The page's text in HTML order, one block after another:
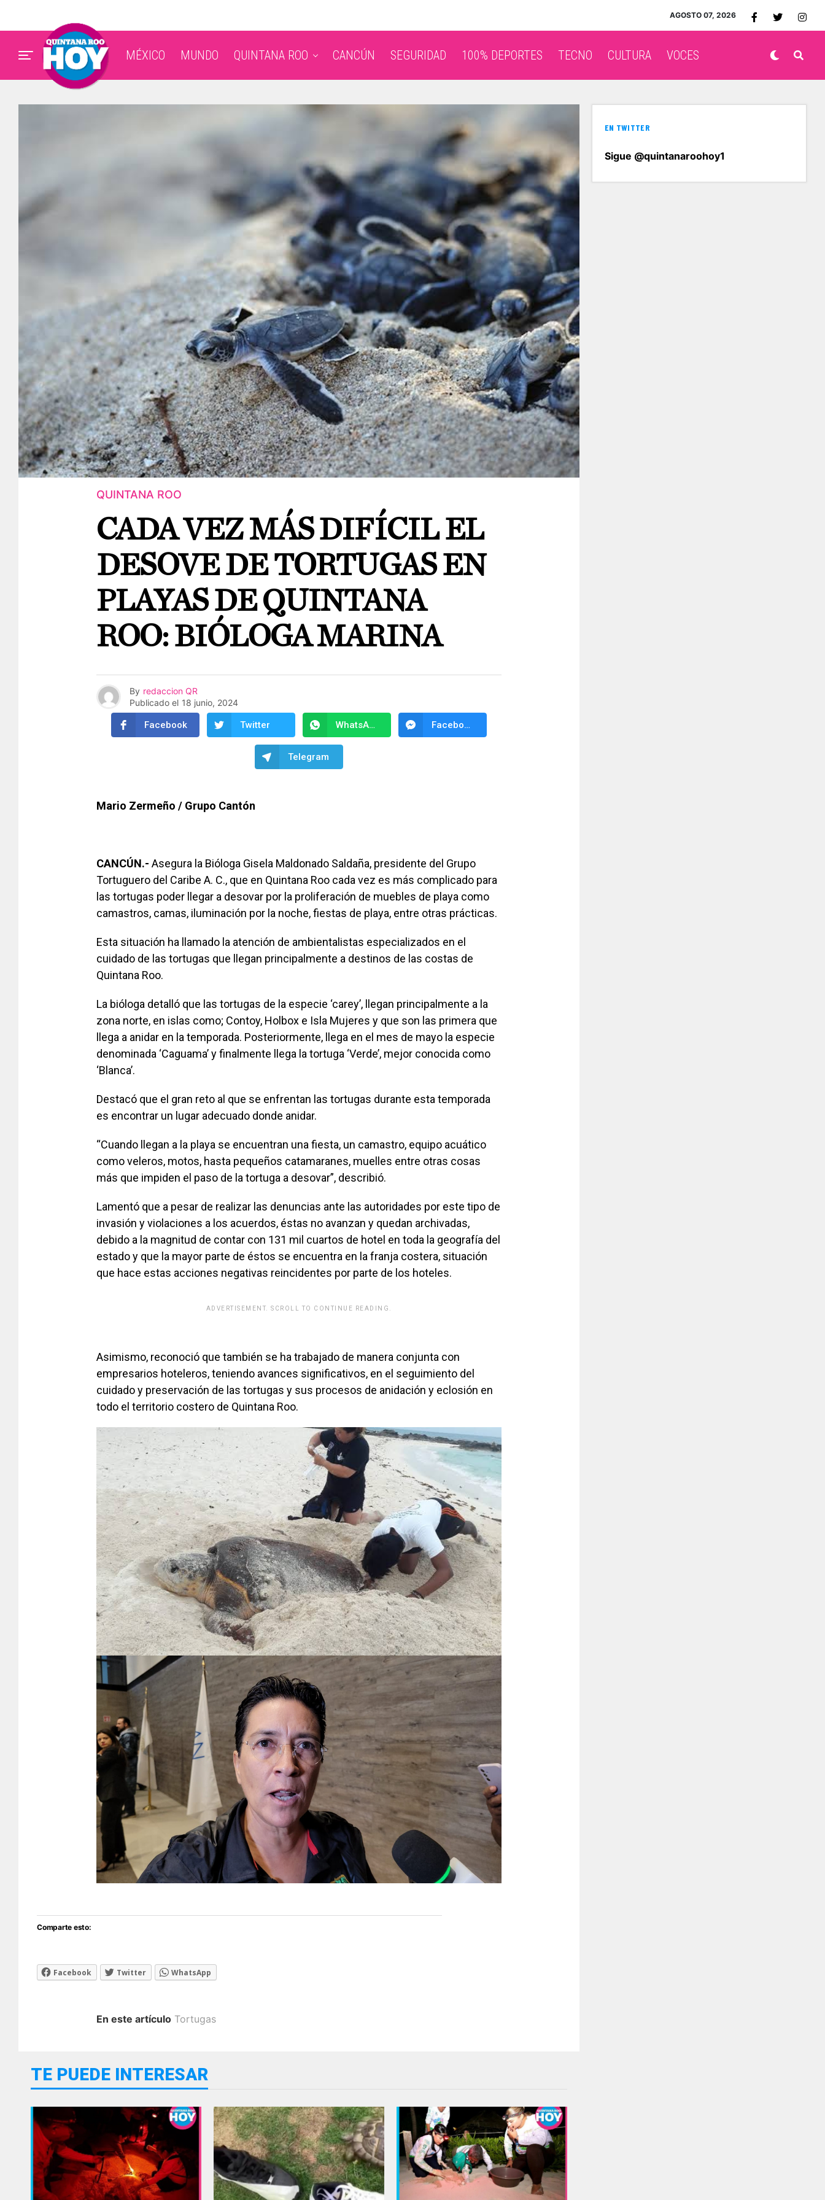
AGOSTO 07, 2026
MÉXICO MUNDO QUINTANA ROO CANCÚN SEGURIDAD 100% DEPORTES TECNO CULTURA VOCES
QUINTANA ROO
CADA VEZ MÁS DIFÍCIL EL
DESOVE DE TORTUGAS EN
PLAYAS DE QUINTANA
ROO: BIÓLOGA MARINA
By redaccion QR
Publicado el 18 junio, 2024
Facebook Twitter WhatsApp Facebook Messenger
Telegram
Mario Zermeño / Grupo Cantón
CANCÚN.- Asegura la Bióloga Gisela Maldonado Saldaña, presidente del Grupo
Tortuguero del Caribe A. C., que en Quintana Roo cada vez es más complicado para
las tortugas poder llegar a desovar por la proliferación de muebles de playa como
camastros, camas, iluminación por la noche, fiestas de playa, entre otras prácticas.
Esta situación ha llamado la atención de ambientalistas especializados en el
cuidado de las tortugas que llegan principalmente a destinos de las costas de
Quintana Roo.
La bióloga detalló que las tortugas de la especie ‘carey’, llegan principalmente a la
zona norte, en islas como; Contoy, Holbox e Isla Mujeres y que son las primera que
llega a anidar en la temporada. Posteriormente, llega en el mes de mayo la especie
denominada ‘Caguama’ y finalmente llega la tortuga ‘Verde’, mejor conocida como
‘Blanca’.
Destacó que el gran reto al que se enfrentan las tortugas durante esta temporada
es encontrar un lugar adecuado donde anidar.
“Cuando llegan a la playa se encuentran una fiesta, un camastro, equipo acuático
como veleros, motos, hasta pequeños catamaranes, muelles entre otras cosas
más que impiden el paso de la tortuga a desovar”, describió.
Lamentó que a pesar de realizar las denuncias ante las autoridades por este tipo de
invasión y violaciones a los acuerdos, éstas no avanzan y quedan archivadas,
debido a la magnitud de contar con 131 mil cuartos de hotel en toda la geografía del
estado y que la mayor parte de éstos se encuentra en la franja costera, situación
que hace estas acciones negativas reincidentes por parte de los hoteles.
ADVERTISEMENT. SCROLL TO CONTINUE READING.
Asimismo, reconoció que también se ha trabajado de manera conjunta con
empresarios hoteleros, teniendo avances significativos, en el seguimiento del
cuidado y preservación de las tortugas y sus procesos de anidación y eclosión en
todo el territorio costero de Quintana Roo.
Comparte esto:
Facebook Twitter WhatsApp
En este artículo Tortugas
TE PUEDE INTERESAR
EN TWITTER
Sigue @quintanaroohoy1